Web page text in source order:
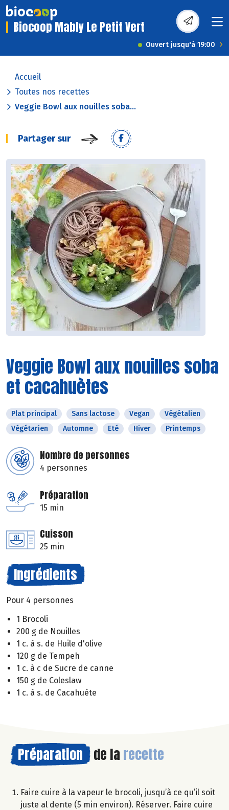
Biocoop Mably Le Petit Vert
Ouvert jusqu'à 19:00
Accueil
Toutes nos recettes
Veggie Bowl aux nouilles soba...
Partager sur
Veggie Bowl aux nouilles soba
et cacahuètes
Plat principal Sans lactose Vegan
Végétalien
Végétarien
Automne Eté Hiver Printemps
Nombre de personnes
4 personnes
Préparation
15 min
Cuisson
25 min
Ingrédients
Pour 4 personnes
1 Brocoli
200 g de Nouilles
1 c. à s. de Huile d'olive
120 g de Tempeh
1 c. à c de Sucre de canne
150 g de Coleslaw
1 c. à s. de Cacahuète
Préparation de la recette
Faire cuire à la vapeur le brocoli, jusqu’à ce qu’il soit
juste al dente (5 min environ). Réserver. Faire cuire